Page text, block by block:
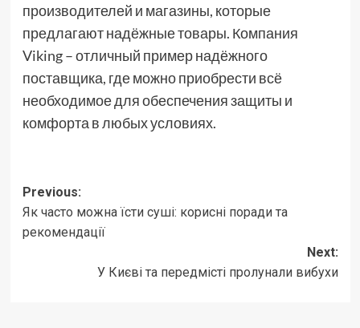
производителей и магазины, которые
предлагают надёжные товары. Компания
Viking – отличный пример надёжного
поставщика, где можно приобрести всё
необходимое для обеспечения защиты и
комфорта в любых условиях.
Post
navigation
Previous:
Як часто можна їсти суші: корисні поради та
рекомендації
Next:
У Києві та передмісті пролунали вибухи